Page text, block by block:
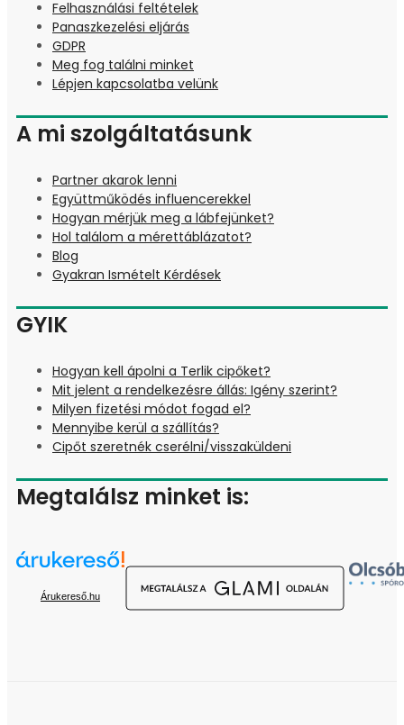
Felhasználási feltételek
Panaszkezelési eljárás
GDPR
Meg fog találni minket
Lépjen kapcsolatba velünk
A mi szolgáltatásunk
Partner akarok lenni
Együttműködés influencerekkel
Hogyan mérjük meg a lábfejünket?
Hol találom a mérettáblázatot?
Blog
Gyakran Ismételt Kérdések
GYIK
Hogyan kell ápolni a Terlik cipőket?
Mit jelent a rendelkezésre állás: Igény szerint?
Milyen fizetési módot fogad el?
Mennyibe kerül a szállítás?
Cipőt szeretnék cserélni/visszaküldeni
Megtalálsz minket is:
Árukereső.hu